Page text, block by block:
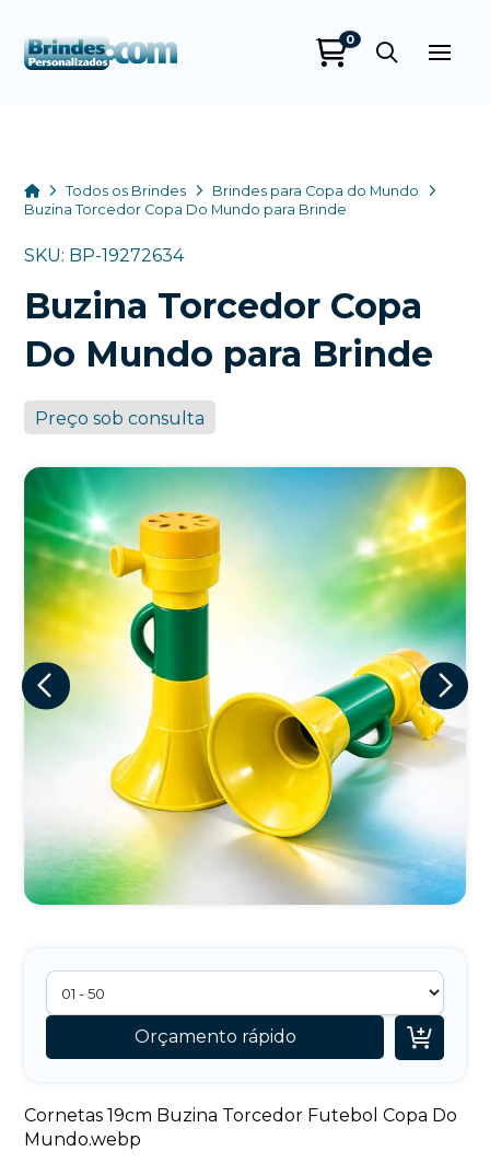
0
HomeTodos os Brindes
Brindes para Copa do Mundo
Buzina Torcedor Copa Do Mundo para Brinde
SKU: BP-19272634
Buzina Torcedor Copa
Do Mundo para Brinde
Preço sob consulta
Orçamento rápido 
Cornetas 19cm Buzina Torcedor Futebol Copa Do
Mundo.webp
+55
Eu concordo em receber comunicações.
A nossa empresa está comprometida a proteger e respeitar
sua privacidade, utilizaremos seus dados apenas para fins
de marketing. Você pode alterar suas preferências a
qualquer momento.
Iniciar conversa